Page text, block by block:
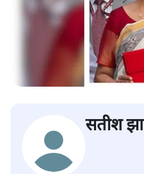
सतीश झा